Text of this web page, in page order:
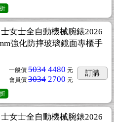
女士全自動機械腕錶2026
強化防摔玻璃鏡面專櫃手
一般價 5034 4480 元
會員價 3034 2700 元
訂購
女士全自動機械腕錶2026